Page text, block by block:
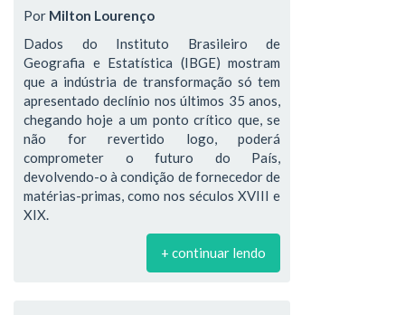
Por Milton Lourenço
Dados do Instituto Brasileiro de
Geografia e Estatística (IBGE) mostram
que a indústria de transformação só tem
apresentado declínio nos últimos 35 anos,
chegando hoje a um ponto crítico que, se
não for revertido logo, poderá
comprometer o futuro do País,
devolvendo-o à condição de fornecedor de
matérias-primas, como nos séculos XVIII e
XIX.
+ continuar lendo